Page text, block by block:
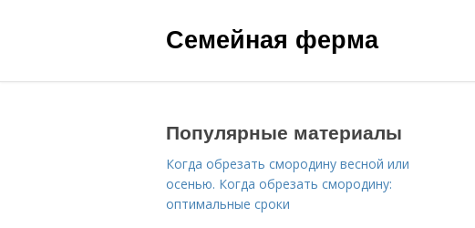
Семейная ферма
Популярные материалы
Когда обрезать смородину весной или
осенью. Когда обрезать смородину:
оптимальные сроки